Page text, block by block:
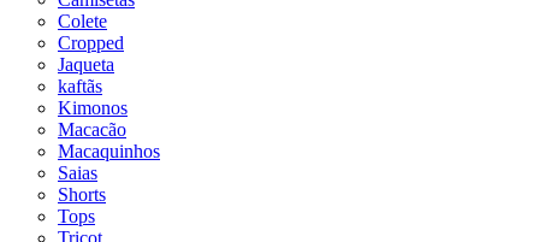
Colete
Cropped
Jaqueta
kaftãs
Kimonos
Macacão
Macaquinhos
Saias
Shorts
Tops